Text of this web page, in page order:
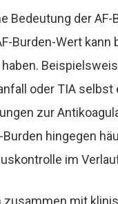
Bedeutung der
Burden-Wert
oder TIA
zur
hingegen
im
zusammen mit